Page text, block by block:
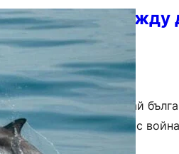
връзката между
на делфини край
да се свързва само с
по…